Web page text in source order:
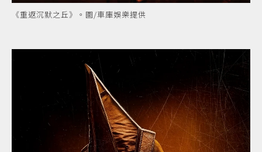
《重返沉默之丘》。圖/車庫娛樂提供